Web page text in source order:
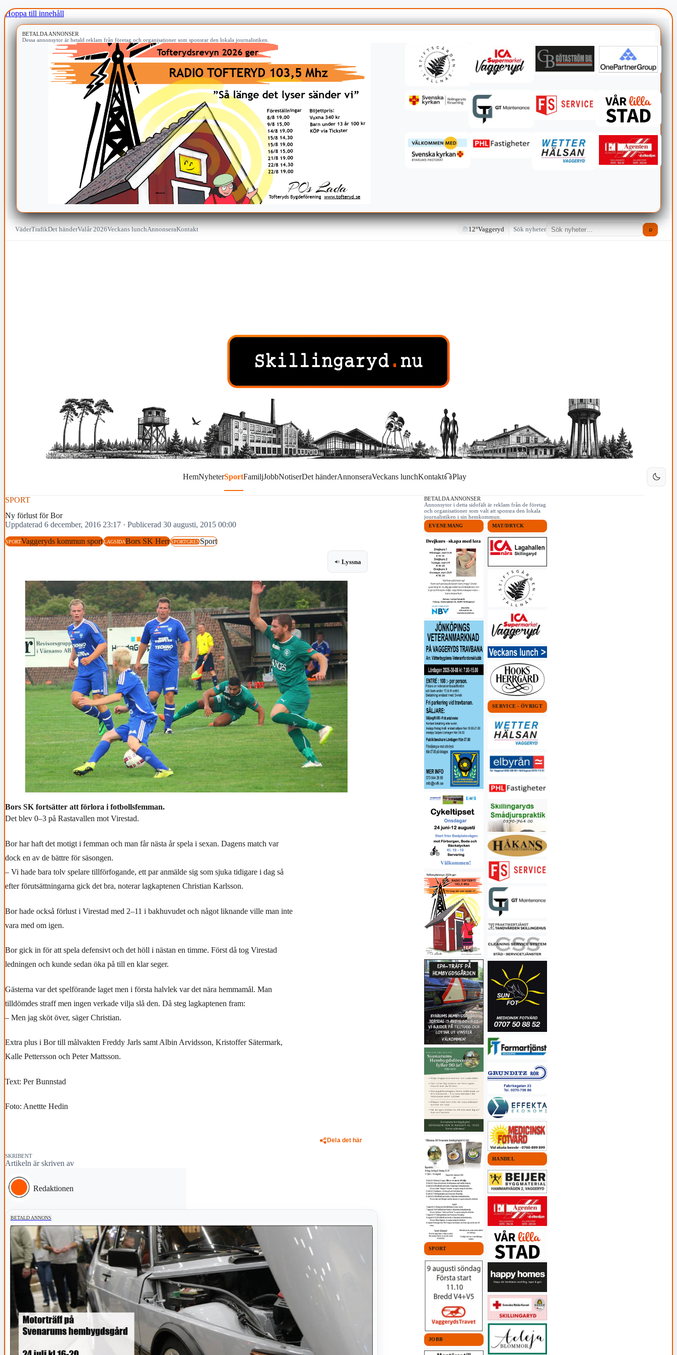
Hoppa till innehåll
BETALDA ANNONSER
Dessa annonsytor är betald reklam från företag och organisationer som sponsrar den lokala journalistiken.
VäderTrafikDet händerValår 2026Veckans lunchAnnonseraKontakt 12°Vaggeryd Sök nyheter ⌕
HemNyheterSportFamiljJobbNotiserDet händerAnnonseraVeckans lunchKontakt Play
SPORT
Ny förlust för Bor
Uppdaterad 6 december, 2016 23:17 · Publicerad 30 augusti, 2015 00:00
SPORTVaggeryds kommun sportLAGSIDABors SK HerrSPORTGRENSport
Lyssna
Bors SK fortsätter att förlora i fotbollsfemman.
Det blev 0–3 på Rastavallen mot Virestad.
Bor har haft det motigt i femman och man får nästa år spela i sexan. Dagens match var
dock en av de bättre för säsongen.
– Vi hade bara tolv spelare tillförfogande, ett par anmälde sig som sjuka tidigare i dag så
efter förutsättningarna gick det bra, noterar lagkaptenen Christian Karlsson.
Bor hade också förlust i Virestad med 2–11 i bakhuvudet och något liknande ville man inte
vara med om igen.
Bor gick in för att spela defensivt och det höll i nästan en timme. Först då tog Virestad
ledningen och kunde sedan öka på till en klar seger.
Gästerna var det spelförande laget men i första halvlek var det nära hemmamål. Man
tilldömdes straff men ingen verkade vilja slå den. Då steg lagkaptenen fram:
– Men jag sköt över, säger Christian.
Extra plus i Bor till målvakten Freddy Jarls samt Albin Arvidsson, Kristoffer Sätermark,
Kalle Pettersson och Peter Mattsson.
Text: Per Bunnstad
Foto: Anettte Hedin
Dela det här
SKRIBENT
Artikeln är skriven av
Redaktionen
BETALD ANNONS
BETALDA ANNONSER
Annonsytor i detta sidofält är reklam från de företag
och organisationer som valt att sponsra den lokala
journalistiken i sin hemkommun.
EVENEMANG
SPORT
JOBB
MAT/DRYCK
SERVICE - ÖVRIGT
HANDEL